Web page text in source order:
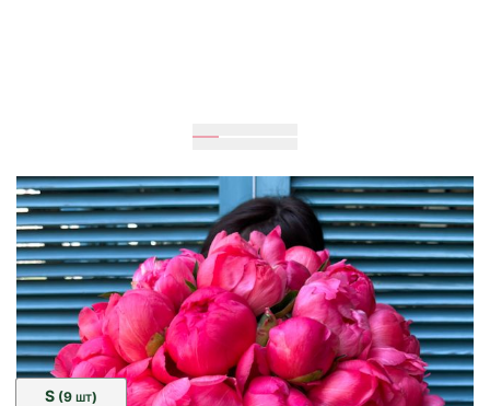
Очікується
20см 20см
Розмір:
S (9 ШТ)